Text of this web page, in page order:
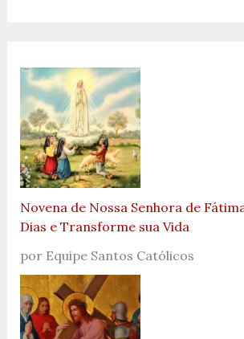
Novena de Nossa Senhora de
Dias e Transforme sua Vida
por Equipe Santos Católicos